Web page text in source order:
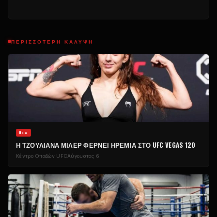
ΠΕΡΙΣΣΌΤΕΡΗ ΚΆΛΥΨΗ
NΈΑ
Η ΤΖΟΥΛΙΆΝΑ ΜΊΛΕΡ ΦΈΡΝΕΙ ΗΡΕΜΊΑ ΣΤΟ UFC VEGAS 120
Κέντρο Οπαδών UFCΑύγουστος 6